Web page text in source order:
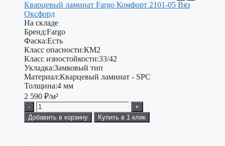
Кварцевый ламинат Fargo Комфорт 2101-05 Вяз
Оксфорд
На складе
Бренд:Fargo
Фаска:Есть
Класс опасности:КМ2
Класс изностойкости:33/42
Укладка:Замковый тип
Материал:Кварцевый ламинат - SPC
Толщина:4 мм
2 590 ₽/м²
-
+
Добавить в корзину
Купить в 1 клик